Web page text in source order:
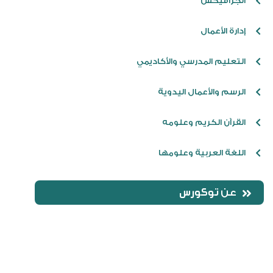
إدارة الأعمال
التعليم المدرسي والأكاديمي
الرسم والأعمال اليدوية
القرآن الكريم وعلومه
اللغة العربية وعلومها
عنتوكورس